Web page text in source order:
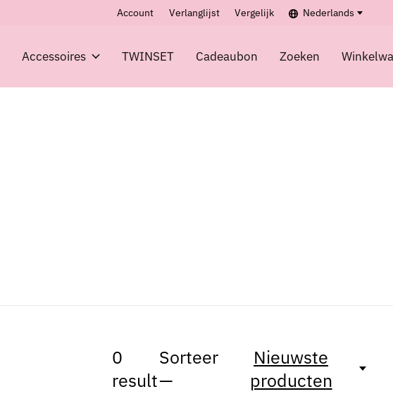
Account Verlanglijst Vergelijk Nederlands
Accessoires TWINSET Cadeaubon Zoeken
0
result
Sorteer
—
Nieuwste
producten